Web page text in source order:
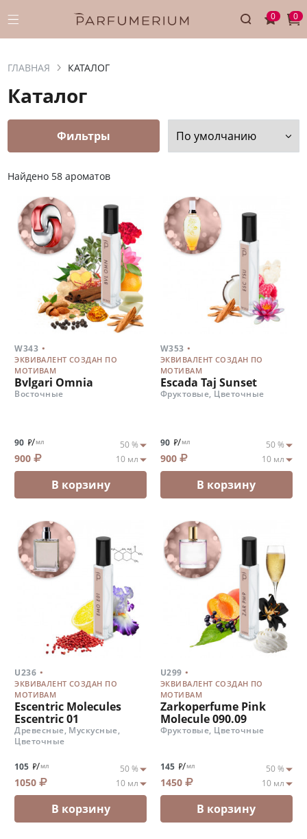
0 0
ГЛАВНАЯ КАТАЛОГ
Каталог
Найдено 58 ароматов
Фильтры По умолчанию
W343 .
ЭКВИВАЛЕНТ СОЗДАН ПО
МОТИВАМ
Bvlgari Omnia
Восточные
90 /мл
900
В корзину
W353 .
ЭКВИВАЛЕНТ СОЗДАН ПО
МОТИВАМ
Escada Taj Sunset
Фруктовые, Цветочные
90 /мл
900
В корзину
U236 .
ЭКВИВАЛЕНТ СОЗДАН ПО
МОТИВАМ
Escentric Molecules
Escentric 01
Древесные, Мускусные,
Цветочные
105 /мл
1050
В корзину
U299 .
ЭКВИВАЛЕНТ СОЗДАН ПО
МОТИВАМ
Zarkoperfume Pink
Molecule 090.09
Фруктовые, Цветочные
145 /мл
1450
В корзину